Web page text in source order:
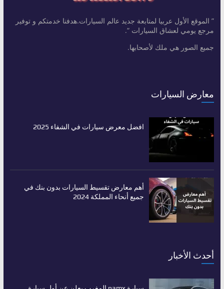
” الموقع الأول عربيا لمتابعة جديد عالم السيارات.هدفنا خدمتكم و توفير
مرجع يومي لعشاق السيارات “.
جميع الصور هي ملك لأصحابها.
معارض السيارات
افضل معرض سيارات في الشفاء 2025
أهم معارض تقسيط السيارات بدون بنك في
جميع أنحاء المملكة 2024
أحدث الأخبار